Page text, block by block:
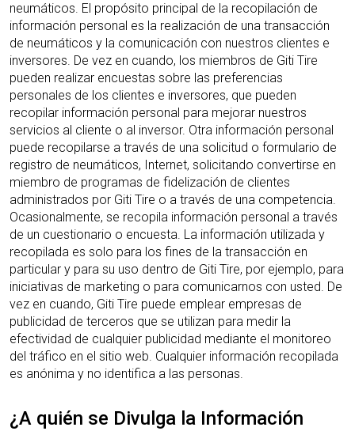
neumáticos. El propósito principal de la recopilación de
información personal es la realización de una transacción
de neumáticos y la comunicación con nuestros clientes e
inversores. De vez en cuando, los miembros de Giti Tire
pueden realizar encuestas sobre las preferencias
personales de los clientes e inversores, que pueden
recopilar información personal para mejorar nuestros
servicios al cliente o al inversor. Otra información personal
puede recopilarse a través de una solicitud o formulario de
registro de neumáticos, Internet, solicitando convertirse en
miembro de programas de fidelización de clientes
administrados por Giti Tire o a través de una competencia.
Ocasionalmente, se recopila información personal a través
de un cuestionario o encuesta. La información utilizada y
recopilada es solo para los fines de la transacción en
particular y para su uso dentro de Giti Tire, por ejemplo, para
iniciativas de marketing o para comunicarnos con usted. De
vez en cuando, Giti Tire puede emplear empresas de
publicidad de terceros que se utilizan para medir la
efectividad de cualquier publicidad mediante el monitoreo
del tráfico en el sitio web. Cualquier información recopilada
es anónima y no identifica a las personas.
¿A quién se Divulga la Información